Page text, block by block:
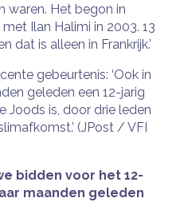
waren. Het begon in
Ilan Halimi in 2003. 13
dat is alleen in Frankrijk.’
gebeurtenis: ‘Ook in
geleden een 12-jarig
Joods is, door drie leden
(JPost / VFI
bidden voor het 12-
maanden geleden